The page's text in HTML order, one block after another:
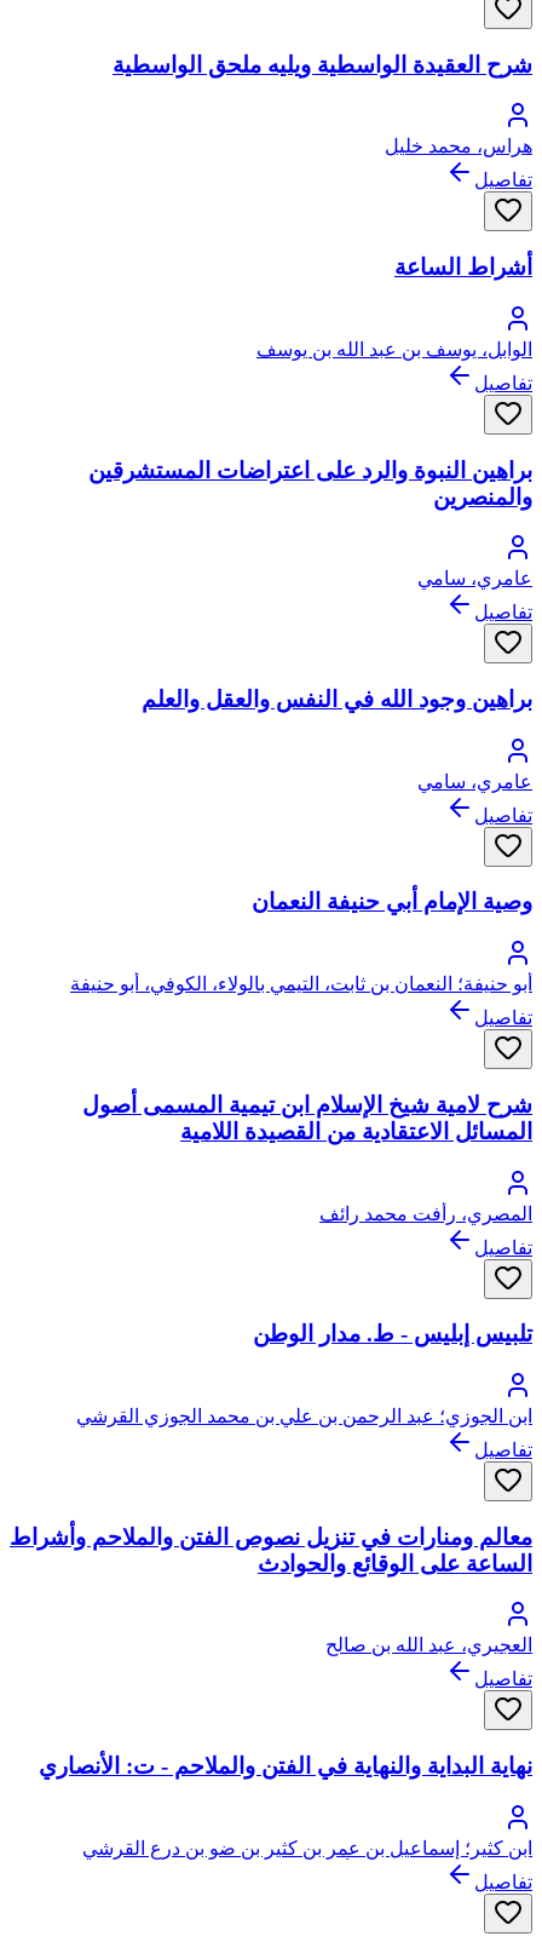
شرح العقيدة الواسطية ويليه ملحق الواسطية
هراس، محمد خليل
تفاصيل
أشراط الساعة
الوابل، يوسف بن عبد الله بن يوسف
تفاصيل
براهين النبوة والرد على اعتراضات المستشرقين
والمنصرين
عامري، سامي
تفاصيل
براهين وجود الله في النفس والعقل والعلم
عامري، سامي
تفاصيل
وصية الإمام أبي حنيفة النعمان
أبو حنيفة؛ النعمان بن ثابت، التيمي بالولاء، الكوفي، أبو حنيفة
تفاصيل
شرح لامية شيخ الإسلام ابن تيمية المسمى أصول
المسائل الاعتقادية من القصيدة اللامية
المصري، رأفت محمد رائف
تفاصيل
تلبيس إبليس - ط. مدار الوطن
ابن الجوزي؛ عبد الرحمن بن علي بن محمد الجوزي القرشي
البغدادي، أبو الفرج
تفاصيل
معالم ومنارات في تنزيل نصوص الفتن والملاحم وأشراط
الساعة على الوقائع والحوادث
العجيري، عبد الله بن صالح
تفاصيل
نهاية البداية والنهاية في الفتن والملاحم - ت: الأنصاري
ابن كثير؛ إسماعيل بن عمر بن كثير بن ضو بن درع القرشي
البصروي ثم الدمشقي، أبو الفداء، عماد الدين
تفاصيل